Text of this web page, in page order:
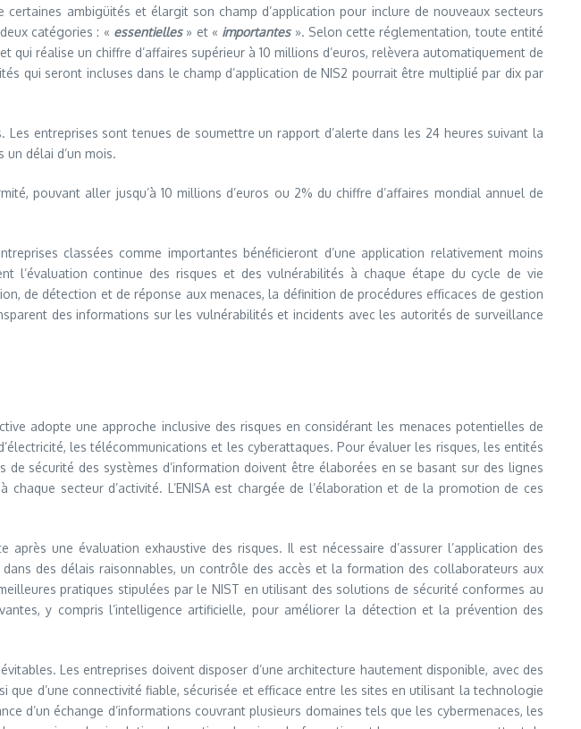
ambigüités et élargit son champ d’application pour inclure de nouveaux secteurs
catégories : « essentielles» et « importantes». Selon cette réglementation, toute entité
réalise un chiffre d’affaires supérieur à 10 millions d’euros, relèvera automatiquement de
qui seront incluses dans le champ d’application de NIS2 pourrait être multiplié par dix par
entreprises sont tenues de soumettre un rapport d’alerte dans les 24 heures suivant la
un délai d’un mois.
pouvant aller jusqu’à 10 millions d’euros ou 2% du chiffre d’affaires mondial annuel de
classées comme importantes bénéficieront d’une application relativement moins
l’évaluation continue des risques et des vulnérabilités à chaque étape du cycle de vie
de détection et de réponse aux menaces, la définition de procédures efficaces de gestion
des informations sur les vulnérabilités et incidents avec les autorités de surveillance
adopte une approche inclusive des risques en considérant les menaces potentielles de
les télécommunications et les cyberattaques. Pour évaluer les risques, les entités
sécurité des systèmes d’information doivent être élaborées en se basant sur des lignes
secteur d’activité. L’ENISA est chargée de l’élaboration et de la promotion de ces
une évaluation exhaustive des risques. Il est nécessaire d’assurer l’application des
des délais raisonnables, un contrôle des accès et la formation des collaborateurs aux
pratiques stipulées par le NIST en utilisant des solutions de sécurité conformes au
y compris l’intelligence artificielle, pour améliorer la détection et la prévention des
Les entreprises doivent disposer d’une architecture hautement disponible, avec des
d’une connectivité fiable, sécurisée et efficace entre les sites en utilisant la technologie
d’un échange d’informations couvrant plusieurs domaines tels que les cybermenaces, les